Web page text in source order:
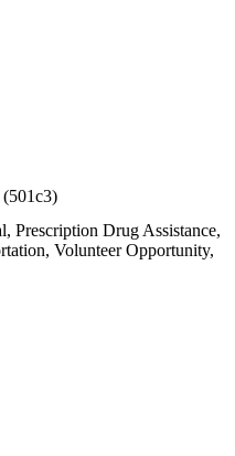
Prescription Drug Assistance,
Volunteer Opportunity,